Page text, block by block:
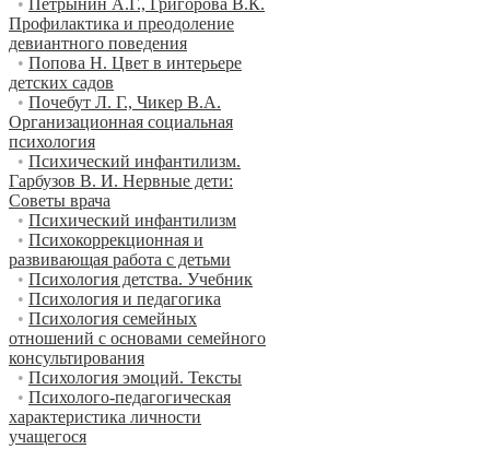
Профилактика и преодоление
девиантного поведения
• Попова Н. Цвет в интерьере
детских садов
• Почебут Л. Г., Чикер В.А.
Организационная социальная
психология
• Психический инфантилизм.
Гарбузов В. И. Нервные дети:
Советы врача
• Психический инфантилизм
• Психокоррекционная и
развивающая работа с детьми
• Психология детства. Учебник
• Психология и педагогика
• Психология семейных
отношений с основами семейного
консультирования
• Психология эмоций. Тексты
• Психолого-педагогическая
характеристика личности
учащегося